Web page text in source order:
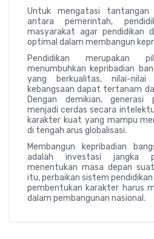
Untuk mengatasi tantangan
antara pemerintah,
masyarakat agar pendidikan
optimal dalam membangun
Pendidikan merupakan
menumbuhkan kepribadian
yang berkualitas, nilai-
kebangsaan dapat tertanam
Dengan demikian,
menjadi cerdas secara
karakter kuat yang mampu
di tengah arus globalisasi.
Membangun kepribadian
adalah investasi jangka
menentukan masa depan
itu, perbaikan sistem
pembentukan karakter harus
dalam pembangunan nasional.